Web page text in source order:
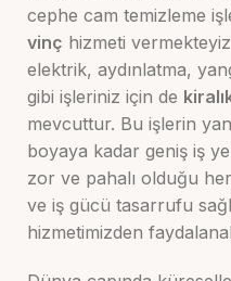
cephe cam temizleme
vinç hizmeti
elektrik, aydınlatma,
gibi işleriniz için de
mevcuttur. Bu işlerin
boyaya kadar geniş iş
zor ve pahalı olduğu
ve iş gücü tasarrufu
hizmetimizden